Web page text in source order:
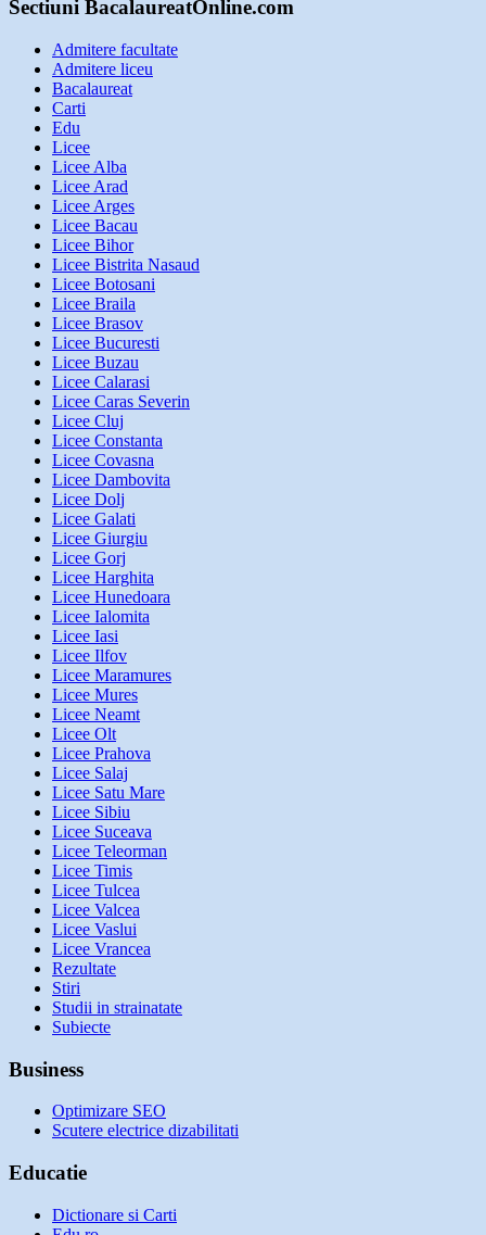
Sectiuni BacalaureatOnline.com
Admitere facultate
Admitere liceu
Bacalaureat
Carti
Edu
Licee
Licee Alba
Licee Arad
Licee Arges
Licee Bacau
Licee Bihor
Licee Bistrita Nasaud
Licee Botosani
Licee Braila
Licee Brasov
Licee Bucuresti
Licee Buzau
Licee Calarasi
Licee Caras Severin
Licee Cluj
Licee Constanta
Licee Covasna
Licee Dambovita
Licee Dolj
Licee Galati
Licee Giurgiu
Licee Gorj
Licee Harghita
Licee Hunedoara
Licee Ialomita
Licee Iasi
Licee Ilfov
Licee Maramures
Licee Mures
Licee Neamt
Licee Olt
Licee Prahova
Licee Salaj
Licee Satu Mare
Licee Sibiu
Licee Suceava
Licee Teleorman
Licee Timis
Licee Tulcea
Licee Valcea
Licee Vaslui
Licee Vrancea
Rezultate
Stiri
Studii in strainatate
Subiecte
Business
Optimizare SEO
Scutere electrice dizabilitati
Educatie
Dictionare si Carti